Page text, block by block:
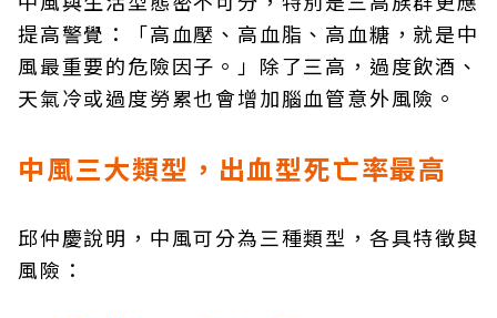
提高警覺：「高血壓、高血脂、高血糖，就是中
風最重要的危險因子。」除了三高，過度飲酒、
天氣冷或過度勞累也會增加腦血管意外風險。
中風三大類型，出血型死亡率最高
邱仲慶說明，中風可分為三種類型，各具特徵與
風險：